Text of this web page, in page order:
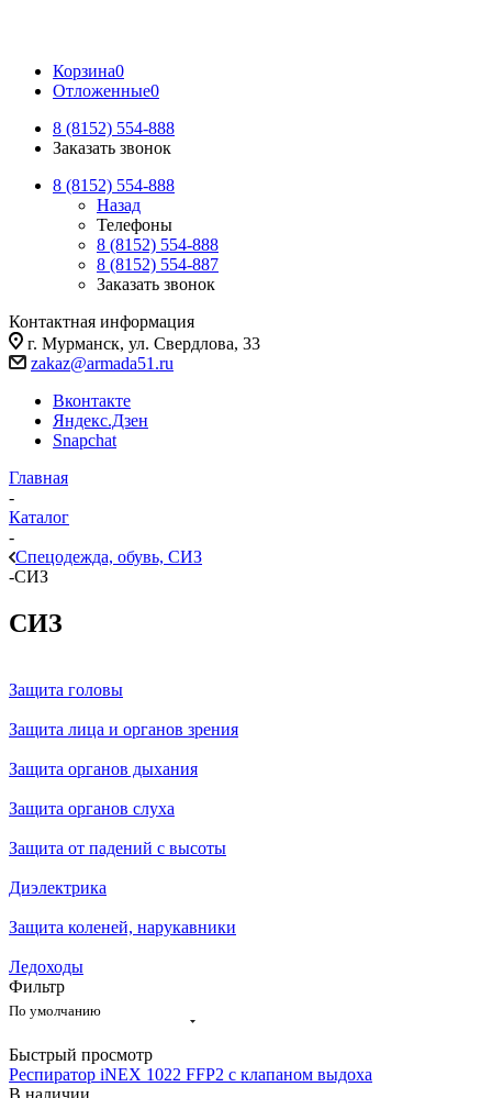
Корзина0
Отложенные0
8 (8152) 554-888
Заказать звонок
8 (8152) 554-888
Назад
Телефоны
8 (8152) 554-888
8 (8152) 554-887
Заказать звонок
Контактная информация
г. Мурманск, ул. Свердлова, 33
zakaz@armada51.ru
Вконтакте
Яндекс.Дзен
Snapchat
Главная
-
Каталог
-
Спецодежда, обувь, СИЗ
-СИЗ
СИЗ
Защита головы
Защита лица и органов зрения
Защита органов дыхания
Защита органов слуха
Защита от падений с высоты
Диэлектрика
Защита коленей, нарукавники
Ледоходы
Фильтр
По умолчанию
Быстрый просмотр
Респиратор iNEX 1022 FFP2 с клапаном выдоха
В наличии